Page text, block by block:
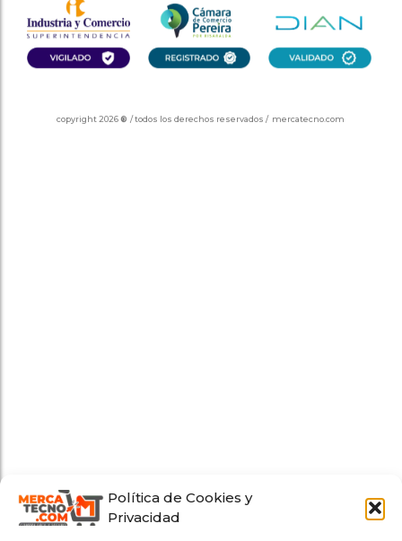
Política de Cookies y
Privacidad
copyright 2026® / todos los derechos reservados / mercatecno.com